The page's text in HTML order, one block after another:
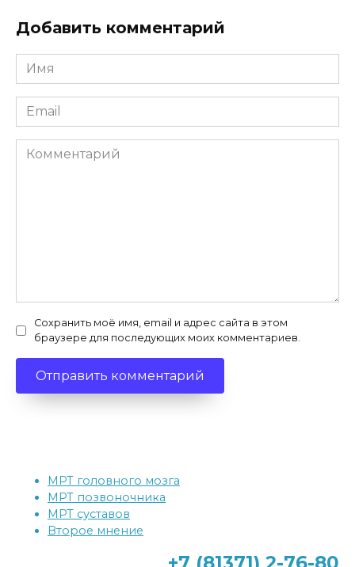
Добавить комментарий
Имя
*
Email
*
Комментарий
Сохранить моё имя, email и адрес сайта в этом
браузере для последующих моих комментариев.
МРТ головного мозга
МРТ позвоночника
МРТ суставов
Второе мнение